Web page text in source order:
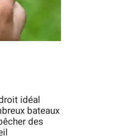
idéal
bateaux
des